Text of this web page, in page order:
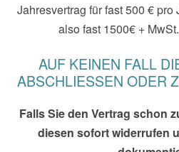
Jahresvertrag für fast 500 €
also fast 1500€ +
AUF KEINEN FALL
ABSCHLIESSEN ODER
Falls Sie den Vertrag schon
diesen sofort widerrufen